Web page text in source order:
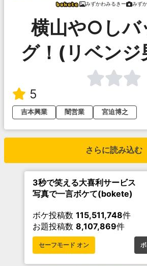
みずかわみるきー みず
横山や○しバ
グ！(リベンジ
5
吉本興業
闇営業 宮迫博之
さらに読み込む
3秒で笑える大喜利サービス
写真で一言ボケて(bokete)
ボケ投稿数 115,511,748件
お題投稿数 8,107,869件
セーフモード オン